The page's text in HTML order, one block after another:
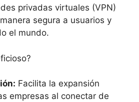
privadas virtuales (VPN)
segura a usuarios y
el mundo.
Facilita la expansión
empresas al conectar de